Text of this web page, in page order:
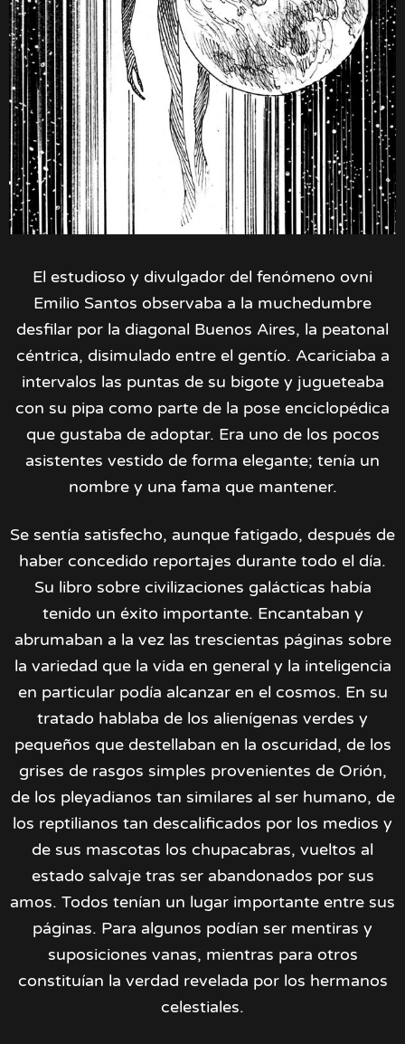
El estudioso y divulgador del fenómeno ovni
Emilio Santos observaba a la muchedumbre
desfilar por la diagonal Buenos Aires, la peatonal
céntrica, disimulado entre el gentío. Acariciaba a
intervalos las puntas de su bigote y jugueteaba
con su pipa como parte de la pose enciclopédica
que gustaba de adoptar. Era uno de los pocos
asistentes vestido de forma elegante; tenía un
nombre y una fama que mantener.
Se sentía satisfecho, aunque fatigado, después de
haber concedido reportajes durante todo el día.
Su libro sobre civilizaciones galácticas había
tenido un éxito importante. Encantaban y
abrumaban a la vez las trescientas páginas sobre
la variedad que la vida en general y la inteligencia
en particular podía alcanzar en el cosmos. En su
tratado hablaba de los alienígenas verdes y
pequeños que destellaban en la oscuridad, de los
grises de rasgos simples provenientes de Orión,
de los pleyadianos tan similares al ser humano, de
los reptilianos tan descalificados por los medios y
de sus mascotas los chupacabras, vueltos al
estado salvaje tras ser abandonados por sus
amos. Todos tenían un lugar importante entre sus
páginas. Para algunos podían ser mentiras y
suposiciones vanas, mientras para otros
constituían la verdad revelada por los hermanos
celestiales.